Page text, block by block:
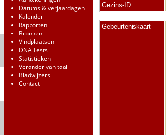
Datums & verjaardagen
Kalender
Rapporten
Bronnen
Vindplaatsen
DNA Tests
Statistieken
Verander van taal
Bladwijzers
Contact
Gezins-ID
Gebeurteniskaart